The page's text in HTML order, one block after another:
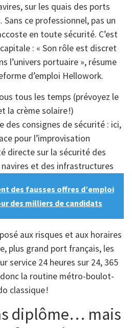
sur les quais des ports
ce professionnel, pas un
en toute sécurité. C’est
: « Son rôle est discret
l’univers portuaire », résume
d’emploi Hellowork.
tous les temps (prévoyez le
la crème solaire !)
des consignes de sécurité : ici,
pour l’improvisation
directe sur la sécurité des
navires et des infrastructures
des fausses offres d’emploi
des milliers de candidats
aux risques et aux horaires
plus grand port français, les
service 24 heures sur 24, 365
la routine métro-boulot-
classique !
diplôme… mais